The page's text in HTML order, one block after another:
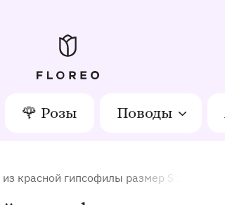
🌹 Розы Поводы
из красной гипсофилы размер S 124